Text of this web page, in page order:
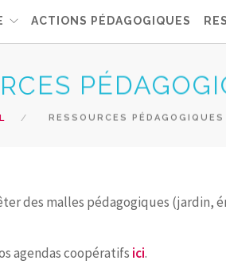
ACTIONS PÉDAGOGIQUES
RESSOURCES PÉDAGOGIQUES
des malles pédagogiques
agendas coopératifs ici.